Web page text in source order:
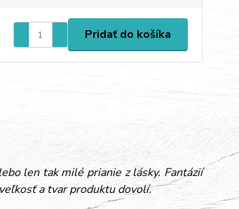
Pridať do košíka
len tak milé prianie z lásky. Fantázií
a tvar produktu dovolí.